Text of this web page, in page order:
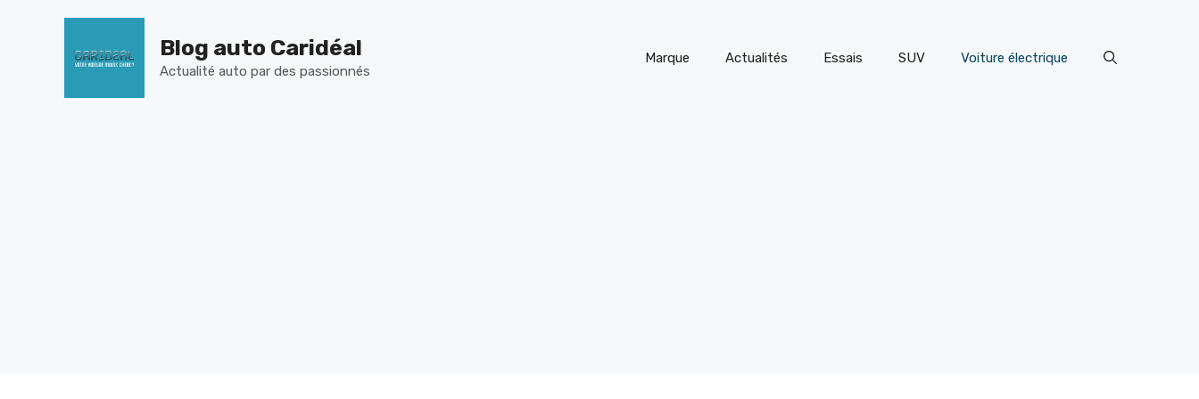
Blog auto Caridéal
Actualité auto par des passionnés
Marque Actualités Essais SUV Voiture électrique